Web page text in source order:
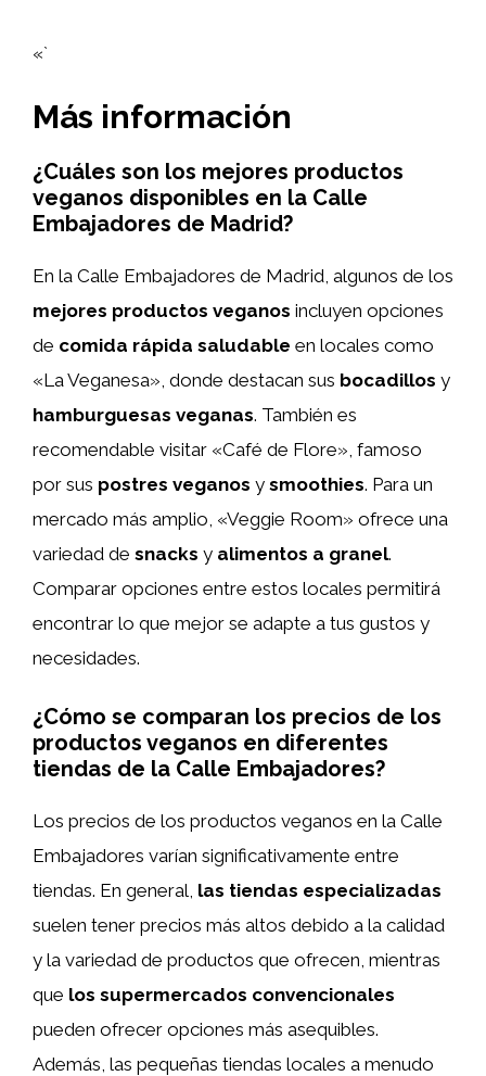
«`
Más información
¿Cuáles son los mejores productos
veganos disponibles en la Calle
Embajadores de Madrid?
En la Calle Embajadores de Madrid, algunos de los
mejores productos veganos incluyen opciones
de comida rápida saludable en locales como
«La Veganesa», donde destacan sus bocadillos y
hamburguesas veganas. También es
recomendable visitar «Café de Flore», famoso
por sus postres veganos y smoothies. Para un
mercado más amplio, «Veggie Room» ofrece una
variedad de snacks y alimentos a granel.
Comparar opciones entre estos locales permitirá
encontrar lo que mejor se adapte a tus gustos y
necesidades.
¿Cómo se comparan los precios de los
productos veganos en diferentes
tiendas de la Calle Embajadores?
Los precios de los productos veganos en la Calle
Embajadores varían significativamente entre
tiendas. En general, las tiendas especializadas
suelen tener precios más altos debido a la calidad
y la variedad de productos que ofrecen, mientras
que los supermercados convencionales
pueden ofrecer opciones más asequibles.
Además, las pequeñas tiendas locales a menudo